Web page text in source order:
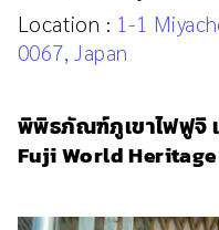
Location : 1-1
0067, Japan
พิพิธภัณฑ์ภูเขาไฟฟูจิ เ
Fuji World